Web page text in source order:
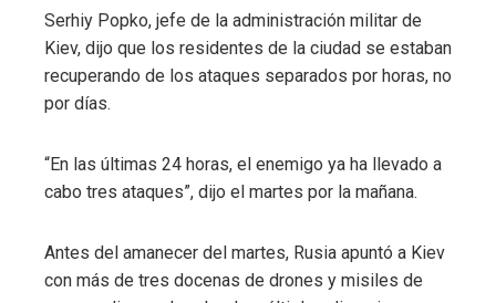
Serhiy Popko, jefe de la administración militar de
Kiev, dijo que los residentes de la ciudad se estaban
recuperando de los ataques separados por horas, no
por días.
“En las últimas 24 horas, el enemigo ya ha llevado a
cabo tres ataques”, dijo el martes por la mañana.
Antes del amanecer del martes, Rusia apuntó a Kiev
con más de tres docenas de drones y misiles de